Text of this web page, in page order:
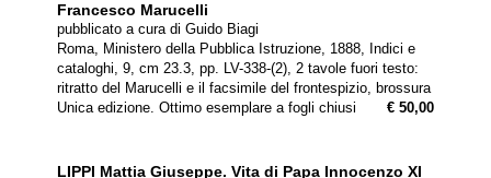
Francesco Marucelli
pubblicato a cura di Guido Biagi
Roma, Ministero della Pubblica Istruzione, 1888, Indici e
cataloghi, 9, cm 23.3, pp. LV-338-(2), 2 tavole fuori testo:
ritratto del Marucelli e il facsimile del frontespizio, brossura
Unica edizione. Ottimo esemplare a fogli chiusi
€ 50,00
LIPPI Mattia Giuseppe. Vita di Papa Innocenzo XI